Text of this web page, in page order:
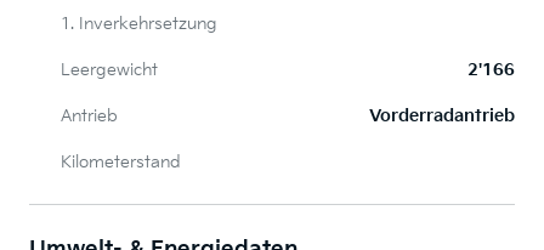
1. Inverkehrsetzung
Leergewicht 2'166
Antrieb Vorderradantrieb
Kilometerstand